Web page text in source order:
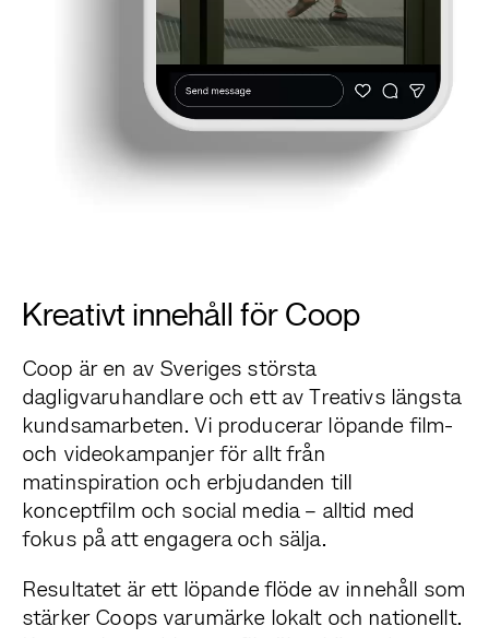
Kreativt innehåll för Coop
Coop är en av Sveriges största
dagligvaruhandlare och ett av Treativs längsta
kundsamarbeten. Vi producerar löpande film-
och videokampanjer för allt från
matinspiration och erbjudanden till
konceptfilm och social media – alltid med
fokus på att engagera och sälja.
Resultatet är ett löpande flöde av innehåll som
stärker Coops varumärke lokalt och nationellt.